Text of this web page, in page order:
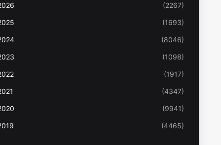
(2267)
(1693)
(8046)
(1098)
(1917)
(4347)
(9941)
(4465)